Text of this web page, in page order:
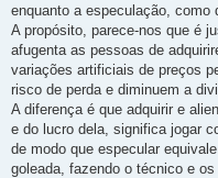
enquanto a especulação, como
A propósito, parece-nos que é
afugenta as pessoas de
variações artificiais de preços
risco de perda e diminuem a
A diferença é que adquirir e
e do lucro dela, significa jogar
de modo que especular
goleada, fazendo o técnico e